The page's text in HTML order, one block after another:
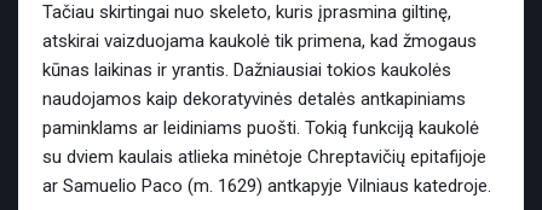
Tačiau skirtingai nuo skeleto, kuris įprasmina giltinę,
atskirai vaizduojama kaukolė tik primena, kad žmogaus
kūnas laikinas ir yrantis. Dažniausiai tokios kaukolės
naudojamos kaip dekoratyvinės detalės antkapiniams
paminklams ar leidiniams puošti. Tokią funkciją kaukolė
su dviem kaulais atlieka minėtoje Chreptavičių epitafijoje
ar Samuelio Paco (m. 1629) antkapyje Vilniaus katedroje.